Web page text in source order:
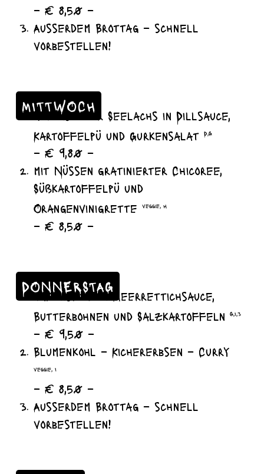
– € 8,50 –
Ausserdem Brottag – schnell
vorbestellen!
MITTWOCH
gedünsteter Seelachs in Dillsauce,
Kartoffelpü und Gurkensalat
D,G
– € 9,80 –
mit Nüssen gratinierter Chicoree,
Süßkartoffelpü und
Orangenvinigrette
veggie, H
– € 8,50 –
DONNERSTAG
Tafelspitz in Meerrettichsauce,
Butterbohnen und Salzkartoffeln
G,I,3
– € 9,50 –
Blumenkohl – Kichererbsen – Curry
veggie, I
– € 8,50 –
Ausserdem Brottag – schnell
vorbestellen!